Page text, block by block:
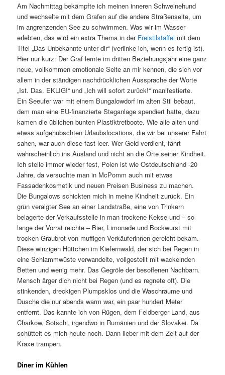
Am Nachmittag bekämpfte ich meinen inneren Schweinehund
und wechselte mit dem Grafen auf die andere Straßenseite, um
im angrenzenden See zu schwimmen. Was wir im Wasser
erlebten, das wird ein extra Thema in der Freistilstaffel mit dem
Titel „Das Unbekannte unter dir“ (verlinke ich, wenn es fertig ist).
Hier nur kurz: Der Graf lernte im dritten Beziehungsjahr eine ganz
neue, vollkommen emotionale Seite an mir kennen, die sich vor
allem in der ständigen nachdrücklichen Aussprache der Worte
„Ist. Das. EKLIG!“ und „Ich will sofort zurück!“ manifestierte.
Ein Seeufer war mit einem Bungalowdorf im alten Stil bebaut,
dem man eine EU-finanzierte Steganlage spendiert hatte, dazu
kamen die üblichen bunten Plastiktretboote. Wie alle alten und
etwas aufgehübschten Urlaubslocations, die wir bei unserer Fahrt
sahen, war auch diese fast leer. Wer Geld verdient, fährt
wahrscheinlich ins Ausland und nicht an die Orte seiner Kindheit.
Ich stelle immer wieder fest, Polen ist wie Ostdeutschland -20
Jahre, da versuchte man in McPomm auch mit etwas
Fassadenkosmetik und neuen Preisen Business zu machen.
Die Bungalows schickten mich in meine Kindheit zurück. Ein
grün veralgter See an einer Landstraße, eine von Trinkern
belagerte der Verkaufsstelle in man trockene Kekse und – so
lange der Vorrat reichte – Bier, Limonade und Bockwurst mit
trocken Graubrot von muffigen Verkäuferinnen gereicht bekam.
Diese winzigen Hüttchen im Kiefernwald, der sich bei Regen in
eine Schlammwüste verwandelte, vollgestellt mit wackelnden
Betten und wenig mehr. Das Gegröle der besoffenen Nachbarn.
Mensch ärger dich nicht bei Regen (und es regnete oft). Die
stinkenden, dreckigen Plumpsklos und die Waschräume und
Dusche die nur abends warm war, ein paar hundert Meter
entfernt. Das kannte ich von Rügen, dem Feldberger Land, aus
Charkow, Sotschi, irgendwo in Rumänien und der Slovakei. Da
schüttelt es mich heute noch. Dann lieber mit dem Zelt auf der
Kraxe trampen.
Diner im Kühlen